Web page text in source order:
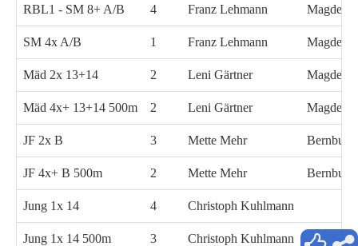
RBL1 - SM 8+ A/B 4 Franz Lehmann
SM 4x A/B 1 Franz Lehmann
Mäd 2x 13+14 2 Leni Gärtner
Mäd 4x+ 13+14 500m 2 Leni Gärtner
JF 2x B 3 Mette Mehr Bernburg
JF 4x+ B 500m 2 Mette Mehr Bernburg
Jung 1x 14 4 Christoph Kuhlmann
Jung 1x 14 500m 3 Christoph Kuhlmann